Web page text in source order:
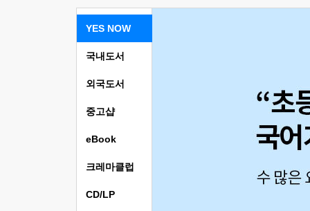
YES NOW
국내도서
외국도서
중고샵
eBook
크레마클럽
CD/LP